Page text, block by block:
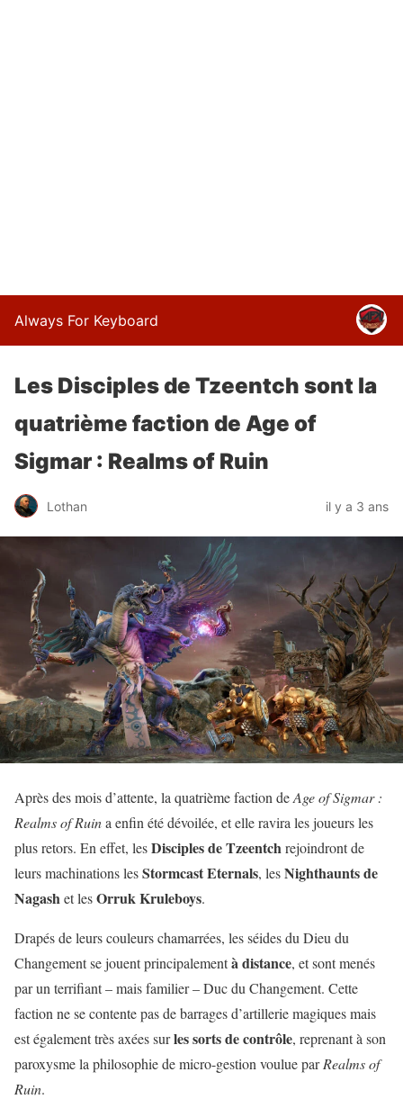
Always For Keyboard
Les Disciples de Tzeentch sont la
quatrième faction de Age of
Sigmar : Realms of Ruin
Lothan il y a 3 ans
Après des mois d’attente, la quatrième faction deAge of Sigmar :
Realms of Ruina enfin été dévoilée, et elle ravira les joueurs les
plus retors. En effet, lesDisciples de Tzeentchrejoindront de
leurs machinations lesStormcast Eternals, lesNighthaunts de
Nagashet lesOrruk Kruleboys.
Drapés de leurs couleurs chamarrées, les séides du Dieu du
Changement se jouent principalementà distance, et sont menés
par un terrifiant – mais familier – Duc du Changement. Cette
faction ne se contente pas de barrages d’artillerie magiques mais
est également très axées surles sorts de contrôle, reprenant à son
paroxysme la philosophie de micro-gestion voulue parRealms of
Ruin.